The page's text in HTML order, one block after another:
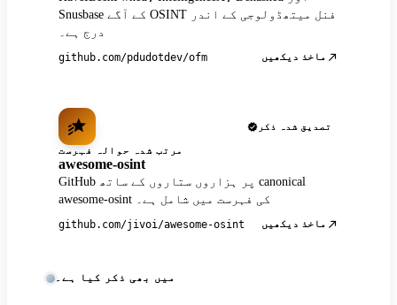
Snusbase کے آگے OSINT فنل میتھڈولوجی کے اندر
درج ہے۔
github.com/pdudotdev/ofm ماخذ دیکھیں
تصدیق شدہ ذکر
مرتب شدہ حوالہ فہرست
awesome-osint
GitHub پر ہزاروں ستاروں کے ساتھ canonical
awesome-osint کی فہرست میں شامل ہے۔
github.com/jivoi/awesome-osint ماخذ دیکھیں
میں بھی ذکر کیا ہے۔